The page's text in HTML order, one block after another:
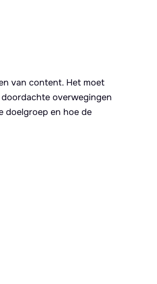
van content. Het moet
overwegingen
doelgroep en hoe de